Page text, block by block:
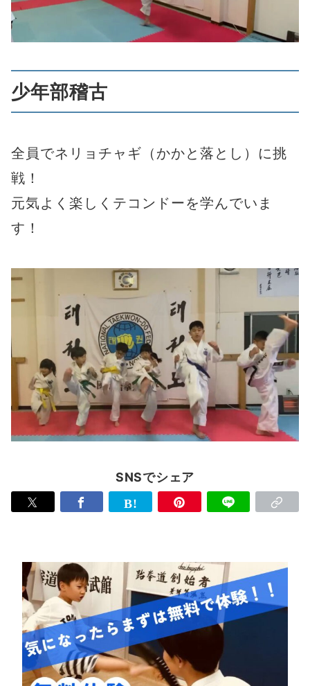
少年部稽古
全員でネリョチャギ（かかと落とし）に挑
戦！
元気よく楽しくテコンドーを学んでいま
す！
SNSでシェア